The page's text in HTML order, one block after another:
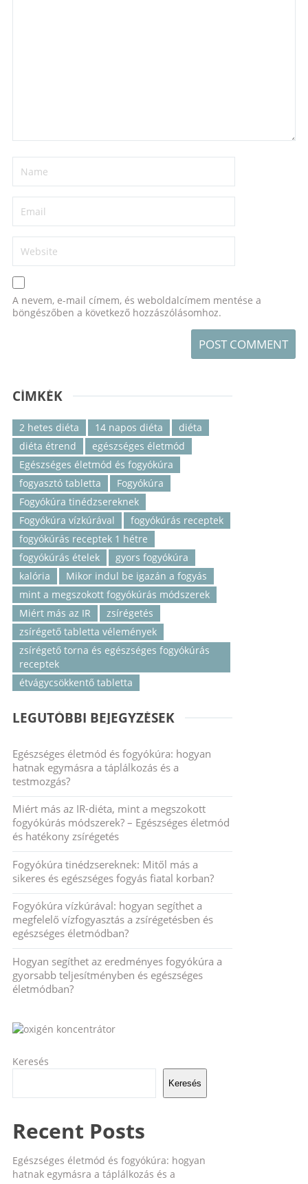
A nevem, e-mail címem, és weboldalcímem mentése a
böngészőben a következő hozzászólásomhoz.
CÍMKÉK
2 hetes diéta 14 napos diéta
diéta
diéta étrend
egészséges életmód
Egészséges életmód és fogyókúra
fogyasztó tabletta
Fogyókúra
Fogyókúra tinédzsereknek
Fogyókúra vízkúrával
fogyókúrás receptek
fogyókúrás receptek 1 hétre
fogyókúrás ételek
gyors fogyókúra
kalória
Mikor indul be igazán a fogyás
mint a megszokott fogyókúrás módszerek
Miért más az IR
zsírégetés
zsírégető tabletta vélemények
zsírégető torna és egészséges fogyókúrás
receptek
étvágycsökkentő tabletta
LEGUTÓBBI BEJEGYZÉSEK
Egészséges életmód és fogyókúra: hogyan
hatnak egymásra a táplálkozás és a
testmozgás?
Miért más az IR-diéta, mint a megszokott
fogyókúrás módszerek? – Egészséges életmód
és hatékony zsírégetés
Fogyókúra tinédzsereknek: Mitől más a
sikeres és egészséges fogyás fiatal korban?
Fogyókúra vízkúrával: hogyan segíthet a
megfelelő vízfogyasztás a zsírégetésben és
egészséges életmódban?
Hogyan segíthet az eredményes fogyókúra a
gyorsabb teljesítményben és egészséges
életmódban?
Keresés
Keresés
Recent Posts
Egészséges életmód és fogyókúra: hogyan
hatnak egymásra a táplálkozás és a